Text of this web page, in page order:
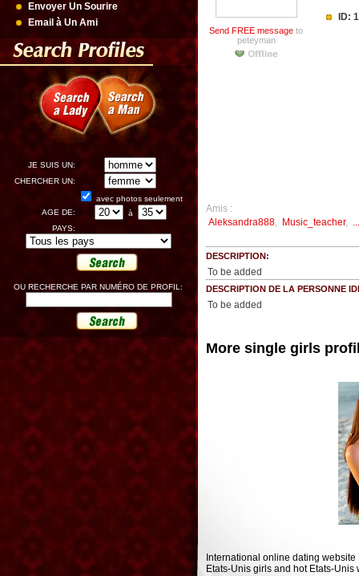
Envoyer Un Sourire
Email à Un Ami
JE SUIS UN:
CHERCHER UN:
avec photos seulement
AGE DE:
à
PAYS:
OU RECHERCHE PAR NUMÉRO DE PROFIL:
Send FREE message to
peteyman
ID:
Amis :
Aleksandra888, Music_teacher,
DESCRIPTION:
To be added
DESCRIPTION DE LA PERSONNE
To be added
More single girls
International online dating website
Etats-Unis girls and hot Etats-